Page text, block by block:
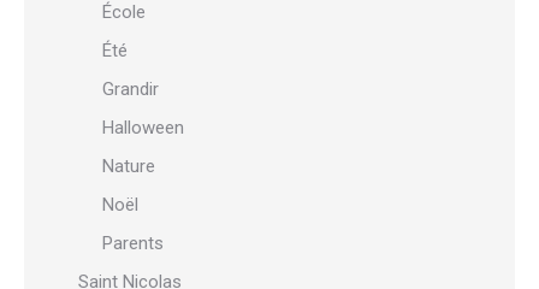
École
Été
Grandir
Halloween
Nature
Noël
Parents
Saint Nicolas